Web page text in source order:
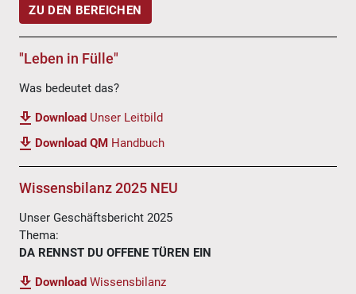
ZU DEN BEREICHEN
"Leben in Fülle"
Was bedeutet das?
Download Unser Leitbild
Download QM Handbuch
Wissensbilanz 2025 NEU
Unser Geschäftsbericht 2025
Thema:
DA RENNST DU OFFENE TÜREN EIN
Download Wissensbilanz